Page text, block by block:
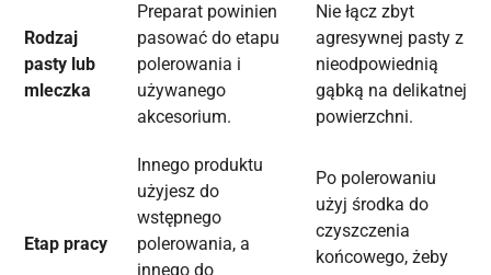
Rodzaj
pasty lub
mleczka
Preparat powinien
pasować do etapu
polerowania i
używanego
akcesorium.
Nie łącz zbyt
agresywnej pasty z
nieodpowiednią
gąbką na delikatnej
powierzchni.
Etap pracy
Innego produktu
użyjesz do
wstępnego
polerowania, a
innego do
Po polerowaniu
użyj środka do
czyszczenia
końcowego, żeby